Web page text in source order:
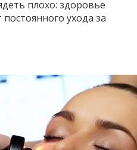
плохо: здоровье
ухода за